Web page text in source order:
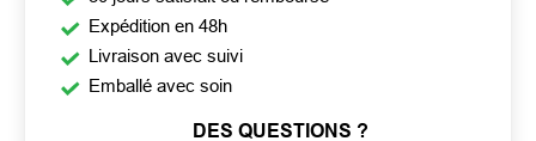
Expédition en 48h
Livraison avec suivi
Emballé avec soin
DES QUESTIONS ?